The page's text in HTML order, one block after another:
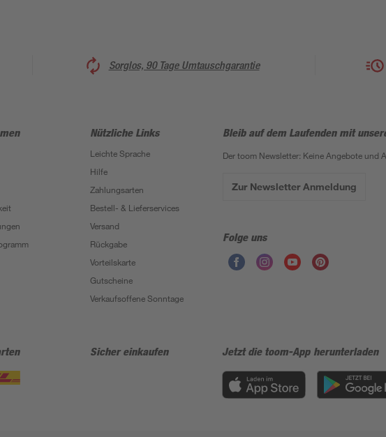
Sorglos, 90 Tage Umtauschgarantie
Nützliche Links
Leichte Sprache
Hilfe
Zahlungsarten
Bestell- & Lieferservices
Versand
Rückgabe
Vorteilskarte
Gutscheine
Verkaufsoffene Sonntage
Bleib auf dem Laufenden mit
Der toom Newsletter: Keine Angebote und
Zur Newsletter Anmeldung
Folge uns
Sicher einkaufen Jetzt die toom-App herunterladen